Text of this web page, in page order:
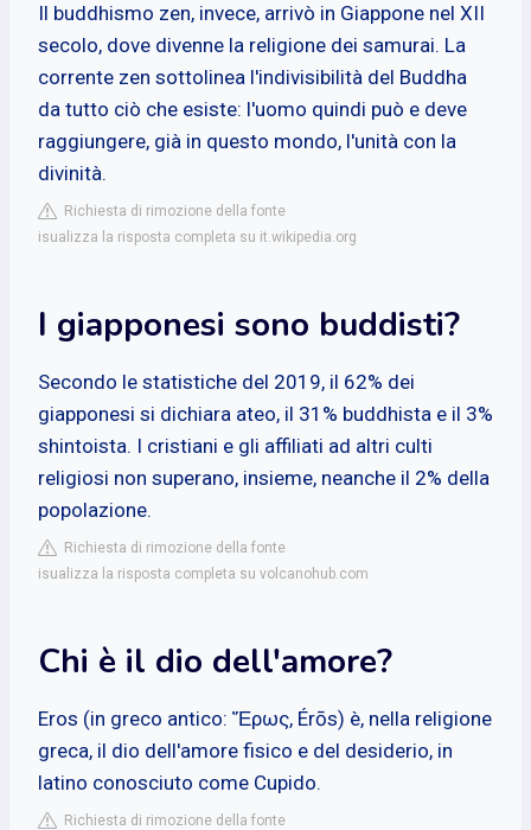
Il buddhismo zen, invece, arrivò in Giappone nel XII
secolo, dove divenne la religione dei samurai. La
corrente zen sottolinea l'indivisibilità del Buddha
da tutto ciò che esiste: l'uomo quindi può e deve
raggiungere, già in questo mondo, l'unità con la
divinità.
Richiesta di rimozione della fonte
isualizza la risposta completa su it.wikipedia.org
I giapponesi sono buddisti?
Secondo le statistiche del 2019, il 62% dei
giapponesi si dichiara ateo, il 31% buddhista e il 3%
shintoista. I cristiani e gli affiliati ad altri culti
religiosi non superano, insieme, neanche il 2% della
popolazione.
Richiesta di rimozione della fonte
isualizza la risposta completa su volcanohub.com
Chi è il dio dell'amore?
Eros (in greco antico: Ἔρως, Érōs) è, nella religione
greca, il dio dell'amore fisico e del desiderio, in
latino conosciuto come Cupido.
Richiesta di rimozione della fonte